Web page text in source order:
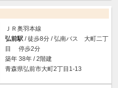
ＪＲ奥羽本線
弘前駅 / 徒歩8分 / 弘南バス 大町二丁
目 停歩2分
築年 38年 / 2階建
青森県弘前市大町2丁目1-13